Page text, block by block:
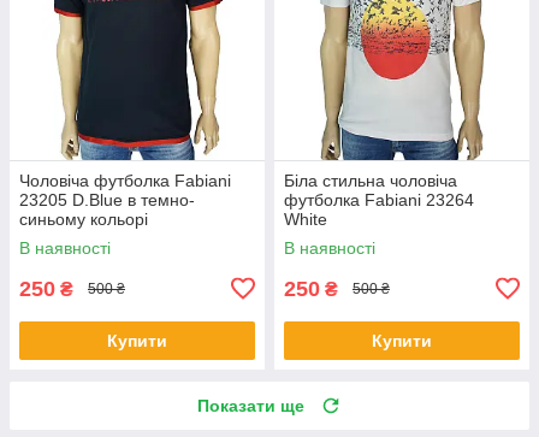
Чоловіча футболка Fabianі
23205 D.Blue в темно-
синьому кольорі
В наявності
250 ₴ 500 ₴
Купити
Біла стильна чоловіча
футболка Fabianі 23264
White
В наявності
250 ₴ 500 ₴
Купити
Показати ще